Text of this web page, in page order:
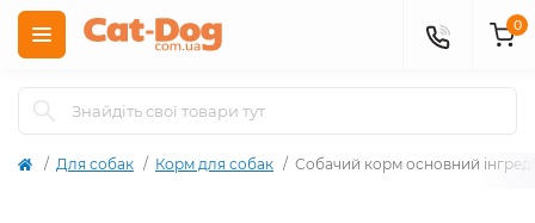
0
Для собак Корм для собак Собачий корм основний